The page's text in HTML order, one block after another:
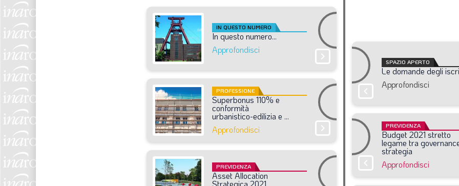
IN QUESTO NUMERO
Inquestonumero...
Approfondisci
chevron_right SPAZIO APERTO
Ledomandedegli
Approfondisci
chevron_right
PROFESSIONE
Superbonus110%e
conformità
urbanistico-edilizia e ...
Approfondisci
chevron_right PREVIDENZA
Budget2021stretto
legame tra
strategia
Approfondisci
chevron_right
PREVIDENZA
AssetAllocation
Strategica 2021